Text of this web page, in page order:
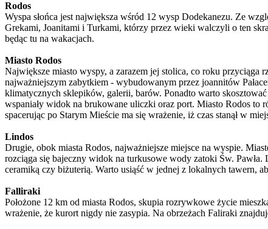
Rodos
Wyspa słońca jest największa wśród 12 wysp Dodekanezu. Ze
Grekami, Joanitami i Turkami, którzy przez wieki walczyli o ten
będąc tu na wakacjach.
Miasto Rodos
Największe miasto wyspy, a zarazem jej stolica, co roku przyciąga
najważniejszym zabytkiem - wybudowanym przez joannitów
klimatycznych sklepików, galerii, barów. Ponadto warto
wspaniały widok na brukowane uliczki oraz port. Miasto Rodos to
spacerując po Starym Mieście ma się wrażenie, iż czas stanął w
Lindos
Drugie, obok miasta Rodos, najważniejsze miejsce na wyspie.
rozciąga się bajeczny widok na turkusowe wody zatoki Św.
ceramiką czy biżuterią. Warto usiąść w jednej z lokalnych tawern,
Falliraki
Położone 12 km od miasta Rodos, skupia rozrywkowe życie
wrażenie, że kurort nigdy nie zasypia. Na obrzeżach Faliraki